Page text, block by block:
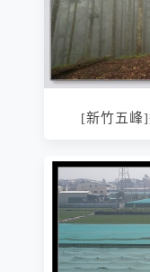
[新竹五峰